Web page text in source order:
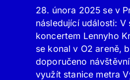
28. února 2025 se v
následující události: V
koncertem Lennyho
se konal v O2 areně,
doporučeno
využít stanice metra